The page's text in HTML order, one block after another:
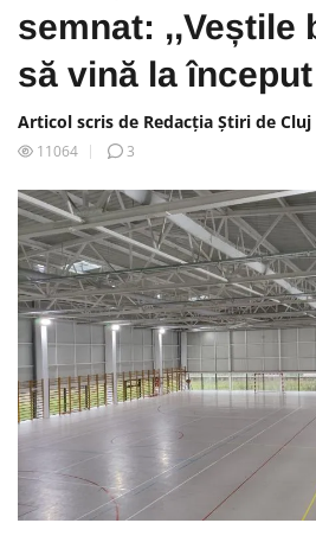
semnat: ,,Veștile
să vină la început
Articol scris de Redacția Știri de Cluj
11064
3